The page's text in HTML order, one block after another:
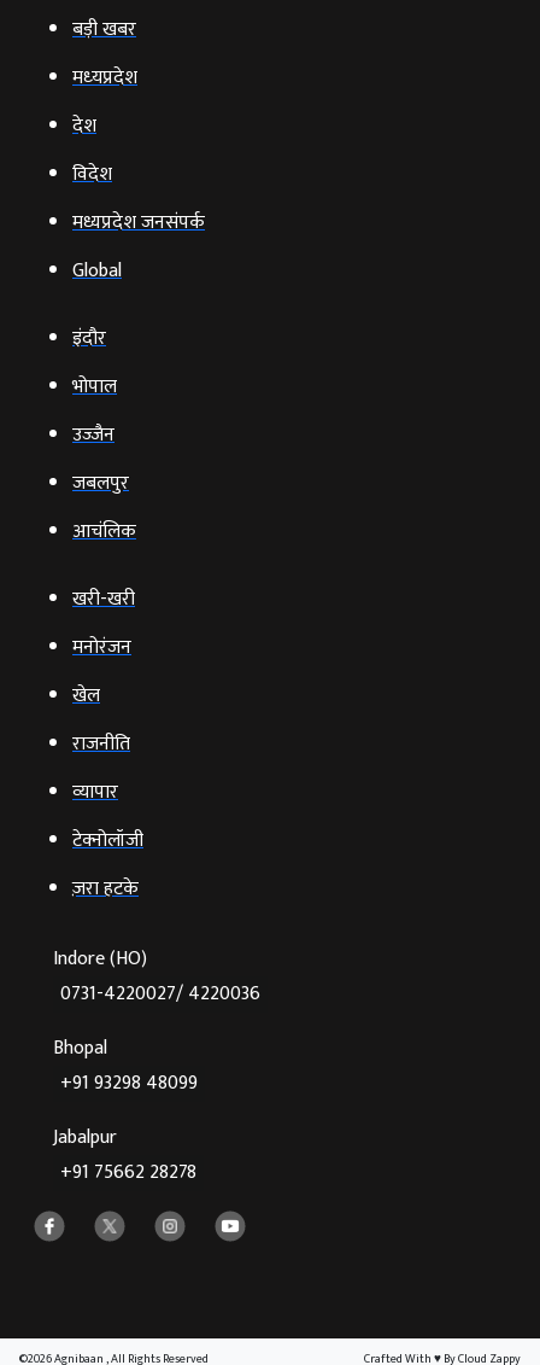
बड़ी खबर
मध्‍यप्रदेश
देश
विदेश
मध्यप्रदेश जनसंपर्क
Global
इंदौर
भोपाल
उज्‍जैन
जबलपुर
आचंलिक
खरी-खरी
मनोरंजन
खेल
राजनीति
व्‍यापार
टेक्‍नोलॉजी
ज़रा हटके
Indore (HO)
0731-4220027/ 4220036
Bhopal
+91 93298 48099
Jabalpur
+91 75662 28278
©2026 Agnibaan , All Rights Reserved Crafted With♥By Cloud Zappy